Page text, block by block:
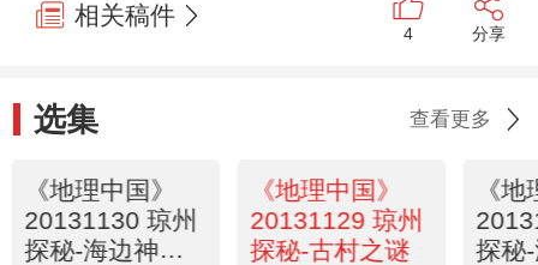
相关稿件
4 分享
选集 查看更多
《地理中国》
20131130 琼州
探秘-海边神石
《地理中国》
20131129 琼州
探秘-古村之谜
《
探秘